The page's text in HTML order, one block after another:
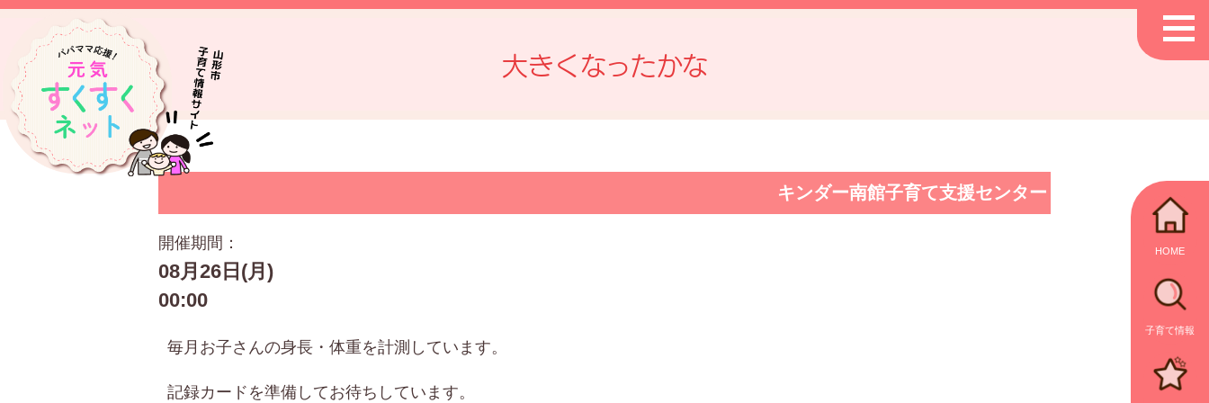
HOME
子育て情報
大きくなったかな
キンダー南館子育て支援センター
開催期間：
08月26日(月)
00:00
毎月お子さんの身長・体重を計測しています。
記録カードを準備してお待ちしています。